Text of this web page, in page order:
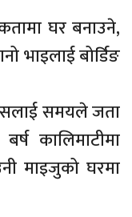
घर बनाउने,
भाइलाई बोर्डिङ
समयले जता
कालिमाटीमा
माइजुको घरमा